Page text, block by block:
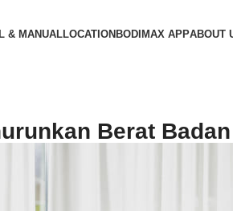
& MANUALLOCATIONBODIMAX APPABOUT
Berat